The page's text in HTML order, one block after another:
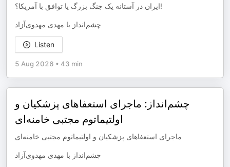
ایران در آستانه یک جنگ بزرگ یا توافق با آمریکا؟!
چشم‌انداز با مهدی مهدوی‌آزاد
Listen
5 Aug 2026 • 43 min
چشم‌انداز: ماجرای استعفاهای پزشکیان و
اولتیماتوم مجتبی خامنه‌ای
ماجرای استعفاهای پزشکیان و اولتیماتوم مجتبی خامنه‌ای
چشم‌انداز با مهدی مهدوی‌آزاد